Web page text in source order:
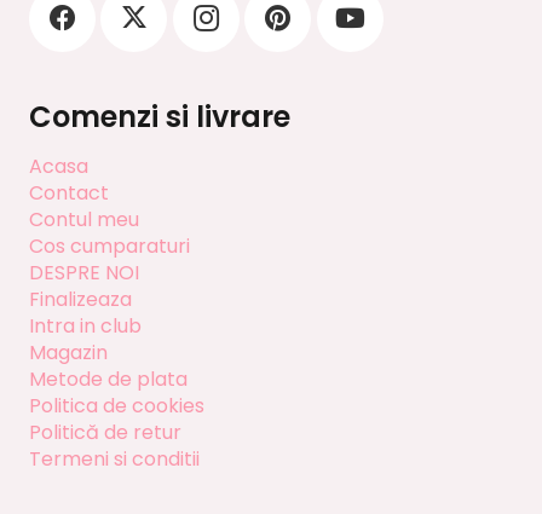
Comenzi si livrare
Acasa
Contact
Contul meu
Cos cumparaturi
DESPRE NOI
Finalizeaza
Intra in club
Magazin
Metode de plata
Politica de cookies
Politică de retur
Termeni si conditii